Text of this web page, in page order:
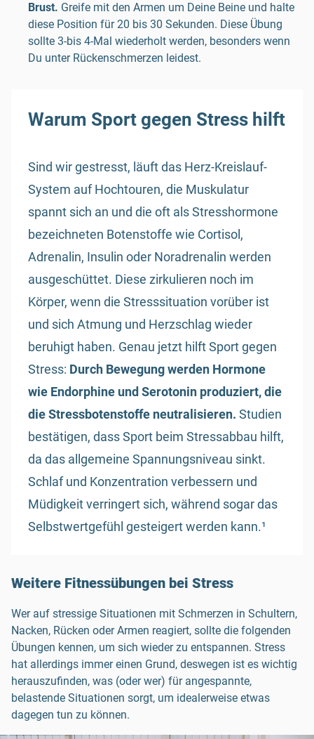
Brust. Greife mit den Armen um Deine Beine und halte
diese Position für 20 bis 30 Sekunden. Diese Übung
sollte 3-bis 4-Mal wiederholt werden, besonders wenn
Du unter Rückenschmerzen leidest.
Warum Sport gegen Stress hilft
Sind wir gestresst, läuft das Herz-Kreislauf-
System auf Hochtouren, die Muskulatur
spannt sich an und die oft als Stresshormone
bezeichneten Botenstoffe wie Cortisol,
Adrenalin, Insulin oder Noradrenalin werden
ausgeschüttet. Diese zirkulieren noch im
Körper, wenn die Stresssituation vorüber ist
und sich Atmung und Herzschlag wieder
beruhigt haben. Genau jetzt hilft Sport gegen
Stress: Durch Bewegung werden Hormone
wie Endorphine und Serotonin produziert, die
die Stressbotenstoffe neutralisieren. Studien
bestätigen, dass Sport beim Stressabbau hilft,
da das allgemeine Spannungsniveau sinkt.
Schlaf und Konzentration verbessern und
Müdigkeit verringert sich, während sogar das
Selbstwertgefühl gesteigert werden kann.¹
Weitere Fitnessübungen bei Stress
Wer auf stressige Situationen mit Schmerzen in Schultern,
Nacken, Rücken oder Armen reagiert, sollte die folgenden
Übungen kennen, um sich wieder zu entspannen. Stress
hat allerdings immer einen Grund, deswegen ist es wichtig
herauszufinden, was (oder wer) für angespannte,
belastende Situationen sorgt, um idealerweise etwas
dagegen tun zu können.